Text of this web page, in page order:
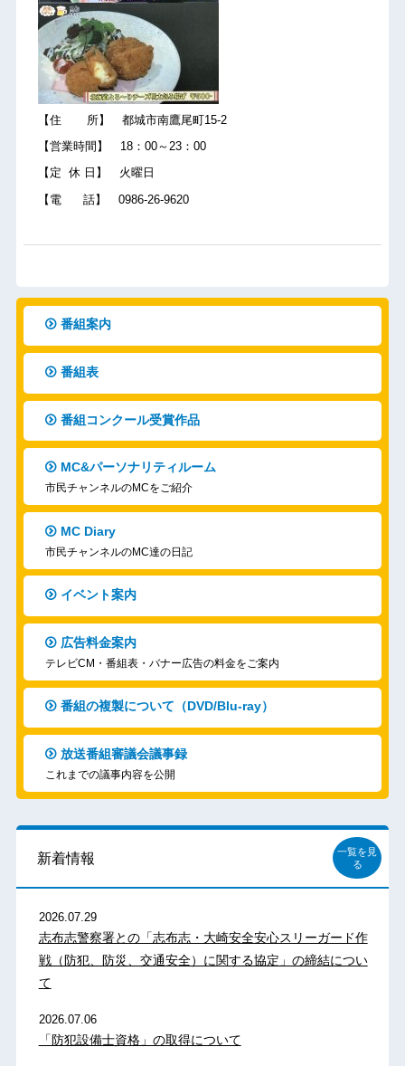
【住 所】 都城市南鷹尾町15-2
【営業時間】 18：00～23：00
【定 休 日】 火曜日
【電 話】 0986-26-9620
番組案内
番組表
番組コンクール受賞作品
MC&パーソナリティルーム
市民チャンネルのMCをご紹介
MC Diary
市民チャンネルのMC達の日記
イベント案内
広告料金案内
テレビCM・番組表・バナー広告の料金をご案内
番組の複製について（DVD/Blu-ray）
放送番組審議会議事録
これまでの議事内容を公開
新着情報
一覧を見
る
2026.07.29
志布志警察署との「志布志・大崎安全安心スリーガード作
戦（防犯、防災、交通安全）に関する協定」の締結につい
て
2026.07.06
「防犯設備士資格」の取得について